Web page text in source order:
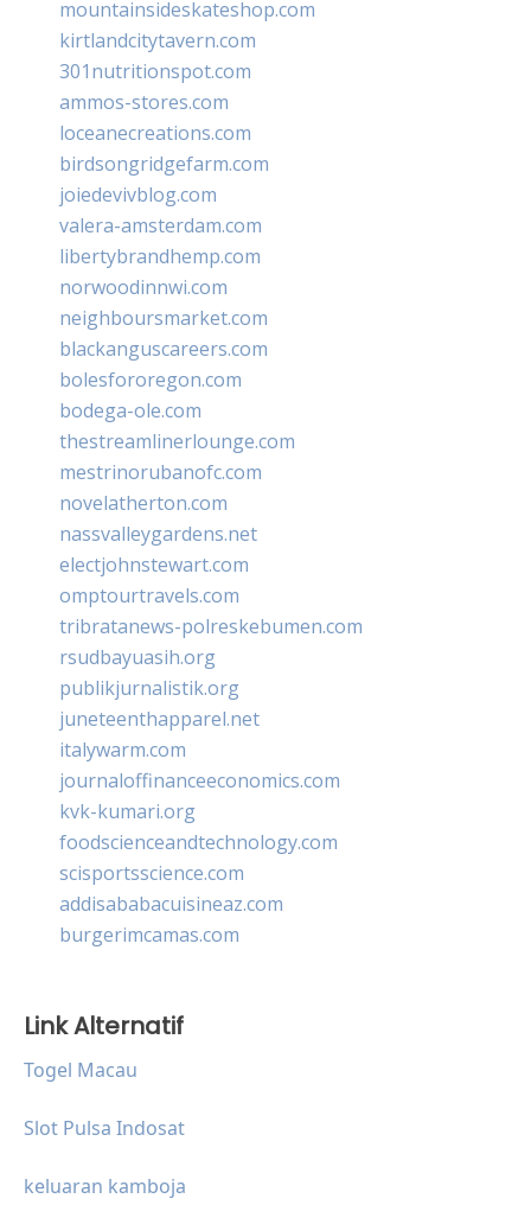
mountainsideskateshop.com
kirtlandcitytavern.com
301nutritionspot.com
ammos-stores.com
loceanecreations.com
birdsongridgefarm.com
joiedevivblog.com
valera-amsterdam.com
libertybrandhemp.com
norwoodinnwi.com
neighboursmarket.com
blackanguscareers.com
bolesfororegon.com
bodega-ole.com
thestreamlinerlounge.com
mestrinorubanofc.com
novelatherton.com
nassvalleygardens.net
electjohnstewart.com
omptourtravels.com
tribratanews-polreskebumen.com
rsudbayuasih.org
publikjurnalistik.org
juneteenthapparel.net
italywarm.com
journaloffinanceeconomics.com
kvk-kumari.org
foodscienceandtechnology.com
scisportsscience.com
addisababacuisineaz.com
burgerimcamas.com
Link Alternatif
Togel Macau
Slot Pulsa Indosat
keluaran kamboja